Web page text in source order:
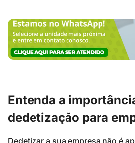
Entenda a
dedetização para
Dedetizar a sua empresa não é